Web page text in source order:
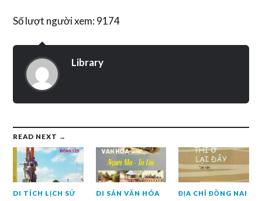
Số lượt người xem: 9174
Library
READ NEXT →
DI TÍCH LỊCH SỬ DI SẢN VĂN HÓA ĐỊA CHÍ ĐỒNG NAI